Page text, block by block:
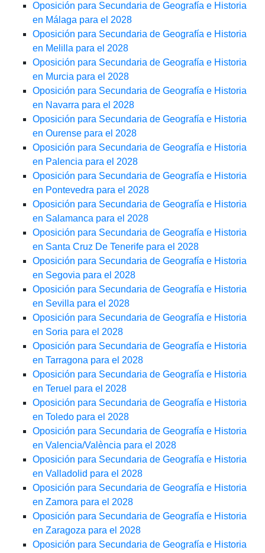
Oposición para Secundaria de Geografía e Historia
en Málaga para el 2028
Oposición para Secundaria de Geografía e Historia
en Melilla para el 2028
Oposición para Secundaria de Geografía e Historia
en Murcia para el 2028
Oposición para Secundaria de Geografía e Historia
en Navarra para el 2028
Oposición para Secundaria de Geografía e Historia
en Ourense para el 2028
Oposición para Secundaria de Geografía e Historia
en Palencia para el 2028
Oposición para Secundaria de Geografía e Historia
en Pontevedra para el 2028
Oposición para Secundaria de Geografía e Historia
en Salamanca para el 2028
Oposición para Secundaria de Geografía e Historia
en Santa Cruz De Tenerife para el 2028
Oposición para Secundaria de Geografía e Historia
en Segovia para el 2028
Oposición para Secundaria de Geografía e Historia
en Sevilla para el 2028
Oposición para Secundaria de Geografía e Historia
en Soria para el 2028
Oposición para Secundaria de Geografía e Historia
en Tarragona para el 2028
Oposición para Secundaria de Geografía e Historia
en Teruel para el 2028
Oposición para Secundaria de Geografía e Historia
en Toledo para el 2028
Oposición para Secundaria de Geografía e Historia
en Valencia/València para el 2028
Oposición para Secundaria de Geografía e Historia
en Valladolid para el 2028
Oposición para Secundaria de Geografía e Historia
en Zamora para el 2028
Oposición para Secundaria de Geografía e Historia
en Zaragoza para el 2028
Oposición para Secundaria de Geografía e Historia